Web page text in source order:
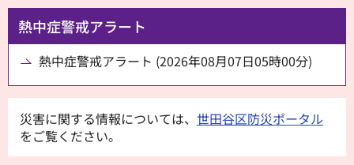
熱中症警戒アラート
熱中症警戒アラート (2026年08月07日05時00分)
災害に関する情報については、 世田谷区防災ポータル
をご覧ください。